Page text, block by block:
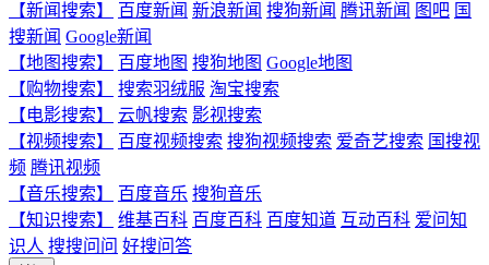
【新闻搜索】
百度新闻 新浪新闻 搜狗新闻 腾讯新闻 图吧 国
搜新闻 Google新闻
【地图搜索】
百度地图 搜狗地图 Google地图
【购物搜索】
搜索羽绒服 淘宝搜索
【电影搜索】
云帆搜索 影视搜索
【视频搜索】
百度视频搜索 搜狗视频搜索 爱奇艺搜索 国搜视
频 腾讯视频
【音乐搜索】
百度音乐 搜狗音乐
【知识搜索】
维基百科 百度百科 百度知道 互动百科 爱问知
识人 搜搜问问 好搜问答